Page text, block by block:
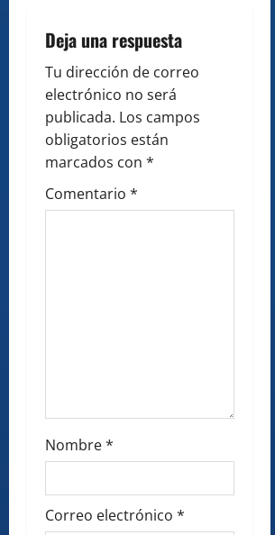
i
g
a
t
i
o
Deja una respuesta
Tu dirección de correo
electrónico no será
publicada. Los campos
obligatorios están
marcados con *
Comentario *
Nombre*
Correo electrónico *